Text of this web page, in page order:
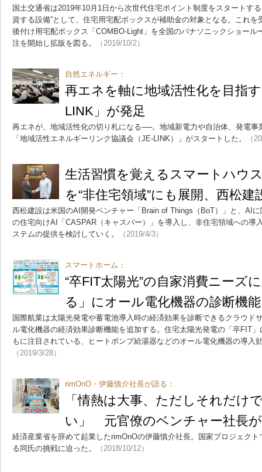
国土交通省は2019年10月1日から次世代住宅ポイント制度をスタートす
資する設備”として、住宅用宅配ボックスが補助金の対象となる。これ
後付け用宅配ボックス「COMBO-Light」を全国のパナソニックショール
注を開始し拡販を図る。
（2019/10/2）
自然エネルギー：
再エネを軸に地域活性化を目指
LINK」が発足
再エネが、地域活性化の切り札になる──。地域新電力や自治体、発電事
「地域活性エネルギーリンク協議会（JE-LINK）」がスタートした。
（
生活習慣を覚えるスマートハウ
を“非住宅領域”にも展開、西松建
西松建設は米国のAI開発ベンチャー「Brain of Things（BoT）」と、AI
の住宅向けAI「CASPAR（キャスパー）」を導入し、非住宅領域への導
ステムの提供を検討していく。
（2019/4/3）
スマートホーム：
“卒FIT太陽光”の自家消費ニーズ
る」にオール電化機器の診断機能
国際航業は太陽光発電や蓄電池導入時の経済効果を診断できるクラウド
ル電化機器の経済効果診断機能を追加する。住宅太陽光発電の「卒FIT
もに注目されている、ヒートポンプ給湯器などのオール電化機器の導入
（2019/3/28）
rimOnO・伊藤慎介社長が語る：
「情熱は大事、ただしそれだけ
い」 元官僚のベンチャー社長
経済産業省を辞めて起業したrimOnOの伊藤慎介社長。国家プロジェク
る同氏の挑戦に迫った。
（2018/10/12）